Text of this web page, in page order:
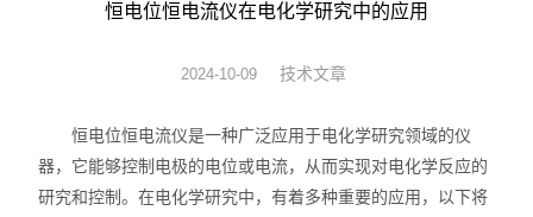
表面性质与胶体化学部分
仪器仪表
恒电位恒电流仪在电化学研究中的应用
2024-10-09 技术文章
恒电位恒电流仪是一种广泛应用于电化学研究领域的仪
器，它能够控制电极的电位或电流，从而实现对电化学反应的
研究和控制。在电化学研究中，有着多种重要的应用，以下将